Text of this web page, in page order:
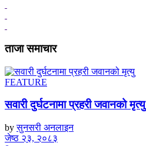
ताजा समाचार
FEATURE
सवारी दुर्घटनामा प्रहरी जवानको मृत्यु
by सुनसरी अनलाइन
जेष्ठ २३, २०८३